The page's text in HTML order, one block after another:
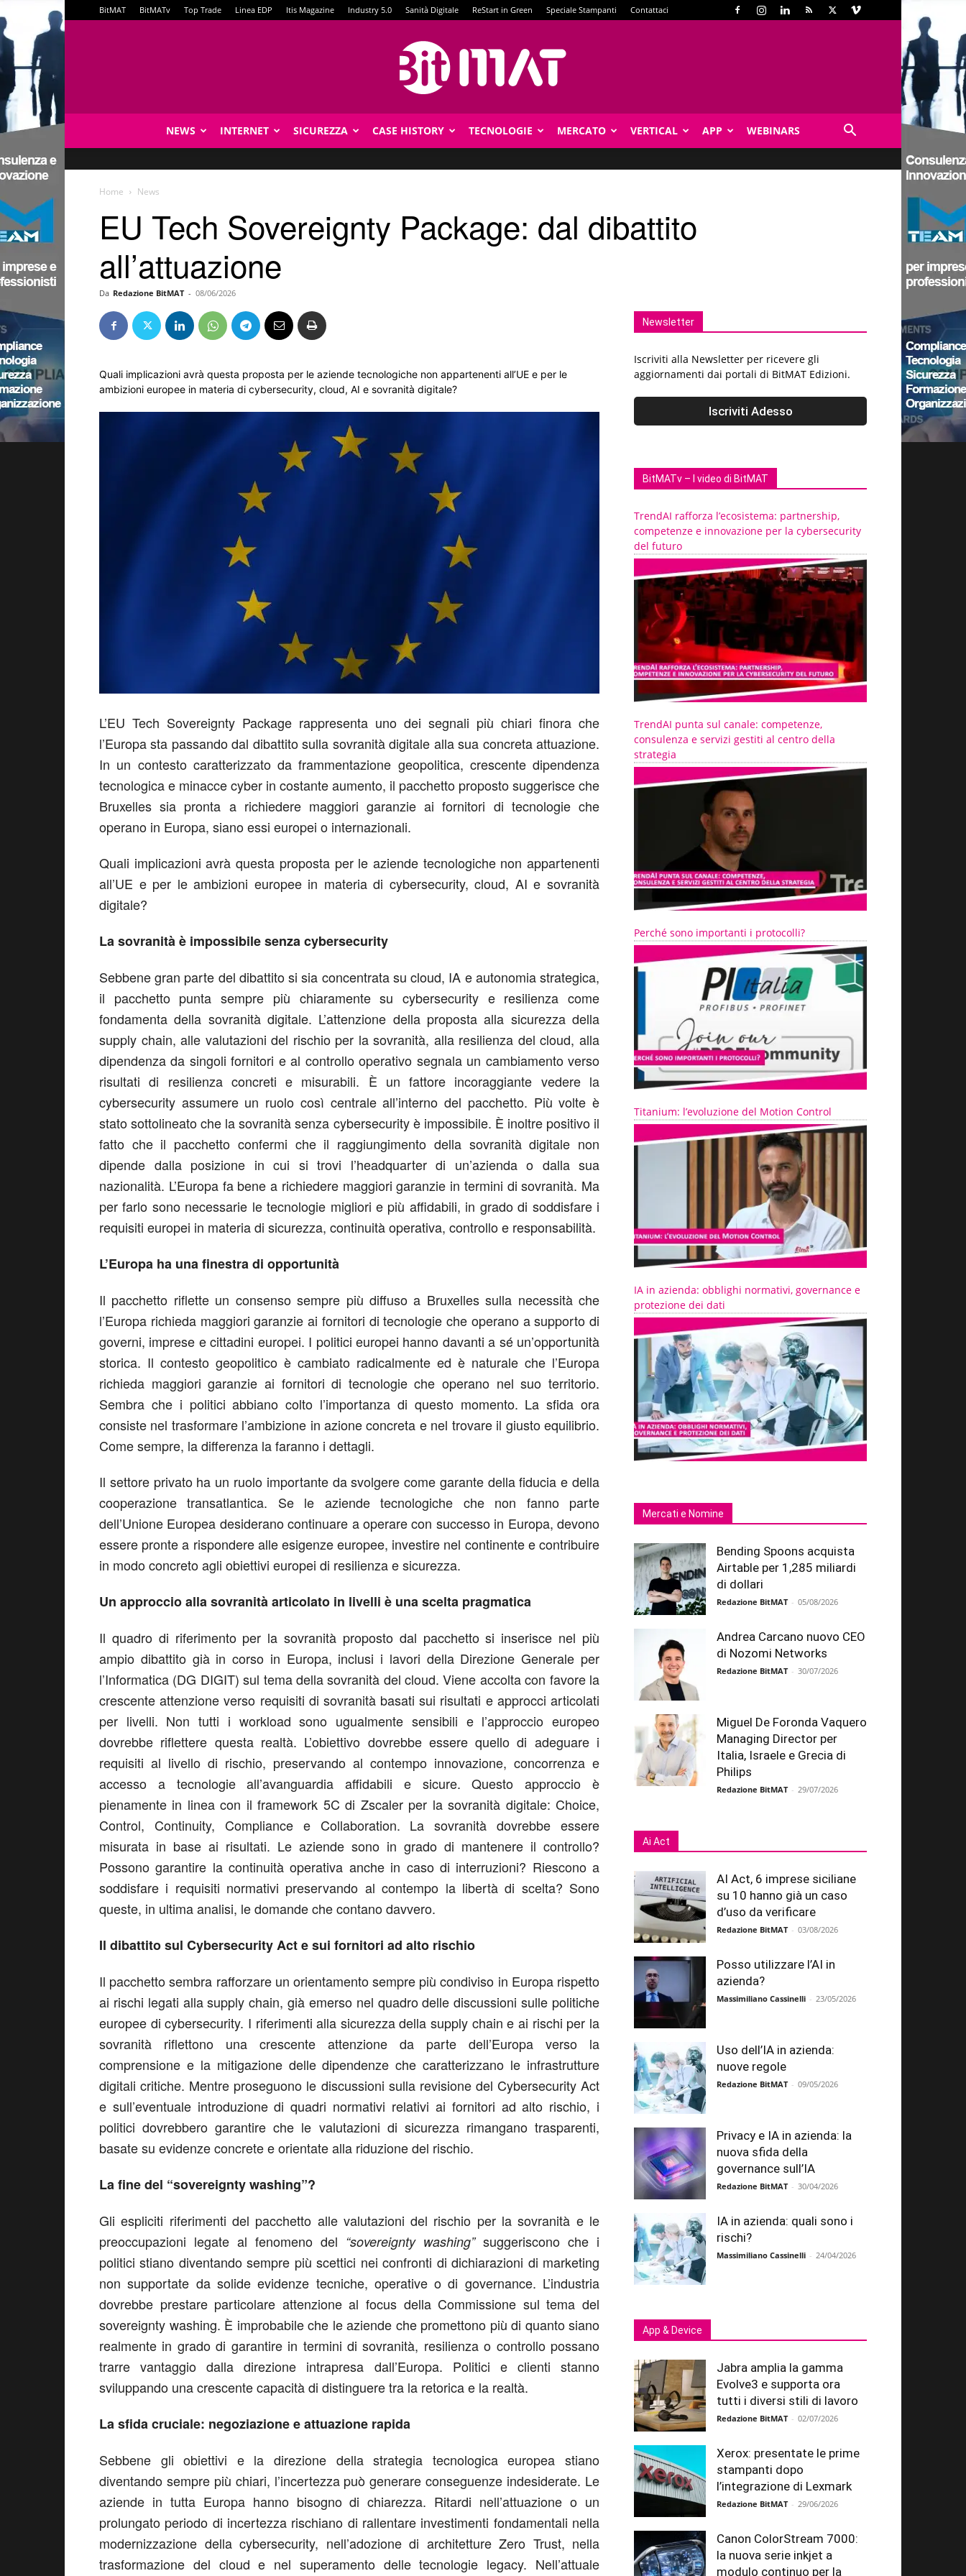
BitMAT BitMATv Top Trade Linea EDP Itis Magazine Industry 5.0 Sanità Digitale ReStart in Green Speciale Stampanti Contattaci
NEWS INTERNET SICUREZZA CASE HISTORY TECNOLOGIE MERCATO VERTICAL APP WEBINARS
Home News
EU Tech Sovereignty Package: dal dibattito
all’attuazione
Da Redazione BitMAT - 08/06/2026
Quali implicazioni avrà questa proposta per le aziende tecnologiche non appartenenti all’UE e per le
ambizioni europee in materia di cybersecurity, cloud, AI e sovranità digitale?
L’EU Tech Sovereignty Package rappresenta uno dei segnali più chiari finora che
l’Europa sta passando dal dibattito sulla sovranità digitale alla sua concreta attuazione.
In un contesto caratterizzato da frammentazione geopolitica, crescente dipendenza
tecnologica e minacce cyber in costante aumento, il pacchetto proposto suggerisce che
Bruxelles sia pronta a richiedere maggiori garanzie ai fornitori di tecnologie che
operano in Europa, siano essi europei o internazionali.
Quali implicazioni avrà questa proposta per le aziende tecnologiche non appartenenti
all’UE e per le ambizioni europee in materia di cybersecurity, cloud, AI e sovranità
digitale?
La sovranità è impossibile senza cybersecurity
Sebbene gran parte del dibattito si sia concentrata su cloud, IA e autonomia strategica,
il pacchetto punta sempre più chiaramente su cybersecurity e resilienza come
fondamenta della sovranità digitale. L’attenzione della proposta alla sicurezza della
supply chain, alle valutazioni del rischio per la sovranità, alla resilienza del cloud, alla
dipendenza da singoli fornitori e al controllo operativo segnala un cambiamento verso
risultati di resilienza concreti e misurabili. È un fattore incoraggiante vedere la
cybersecurity assumere un ruolo così centrale all’interno del pacchetto. Più volte è
stato sottolineato che la sovranità senza cybersecurity è impossibile. È inoltre positivo il
fatto che il pacchetto confermi che il raggiungimento della sovranità digitale non
dipende dalla posizione in cui si trovi l’headquarter di un’azienda o dalla sua
nazionalità. L’Europa fa bene a richiedere maggiori garanzie in termini di sovranità. Ma
per farlo sono necessarie le tecnologie migliori e più affidabili, in grado di soddisfare i
requisiti europei in materia di sicurezza, continuità operativa, controllo e responsabilità.
L’Europa ha una finestra di opportunità
Il pacchetto riflette un consenso sempre più diffuso a Bruxelles sulla necessità che
l’Europa richieda maggiori garanzie ai fornitori di tecnologie che operano a supporto di
governi, imprese e cittadini europei. I politici europei hanno davanti a sé un’opportunità
storica. Il contesto geopolitico è cambiato radicalmente ed è naturale che l’Europa
richieda maggiori garanzie ai fornitori di tecnologie che operano nel suo territorio.
Sembra che i politici abbiano colto l’importanza di questo momento. La sfida ora
consiste nel trasformare l’ambizione in azione concreta e nel trovare il giusto equilibrio.
Come sempre, la differenza la faranno i dettagli.
Il settore privato ha un ruolo importante da svolgere come garante della fiducia e della
cooperazione transatlantica. Se le aziende tecnologiche che non fanno parte
dell’Unione Europea desiderano continuare a operare con successo in Europa, devono
essere pronte a rispondere alle esigenze europee, investire nel continente e contribuire
in modo concreto agli obiettivi europei di resilienza e sicurezza.
Un approccio alla sovranità articolato in livelli è una scelta pragmatica
Il quadro di riferimento per la sovranità proposto dal pacchetto si inserisce nel più
ampio dibattito già in corso in Europa, inclusi i lavori della Direzione Generale per
l’Informatica (DG DIGIT) sul tema della sovranità del cloud. Viene accolta con favore la
crescente attenzione verso requisiti di sovranità basati sui risultati e approcci articolati
per livelli. Non tutti i workload sono ugualmente sensibili e l’approccio europeo
dovrebbe riflettere questa realtà. L’obiettivo dovrebbe essere quello di adeguare i
requisiti al livello di rischio, preservando al contempo innovazione, concorrenza e
accesso a tecnologie all’avanguardia affidabili e sicure. Questo approccio è
pienamente in linea con il framework 5C di Zscaler per la sovranità digitale: Choice,
Control, Continuity, Compliance e Collaboration. La sovranità dovrebbe essere
misurata in base ai risultati. Le aziende sono in grado di mantenere il controllo?
Possono garantire la continuità operativa anche in caso di interruzioni? Riescono a
soddisfare i requisiti normativi preservando al contempo la libertà di scelta? Sono
queste, in ultima analisi, le domande che contano davvero.
Il dibattito sul Cybersecurity Act e sui fornitori ad alto rischio
Il pacchetto sembra rafforzare un orientamento sempre più condiviso in Europa rispetto
ai rischi legati alla supply chain, già emerso nel quadro delle discussioni sulle politiche
europee di cybersecurity. I riferimenti alla sicurezza della supply chain e ai rischi per la
sovranità riflettono una crescente attenzione da parte dell’Europa verso la
comprensione e la mitigazione delle dipendenze che caratterizzano le infrastrutture
digitali critiche. Mentre proseguono le discussioni sulla revisione del Cybersecurity Act
e sull’eventuale introduzione di quadri normativi relativi ai fornitori ad alto rischio, i
politici dovrebbero garantire che le valutazioni di sicurezza rimangano trasparenti,
basate su evidenze concrete e orientate alla riduzione del rischio.
La fine del “sovereignty washing”?
Gli espliciti riferimenti del pacchetto alle valutazioni del rischio per la sovranità e le
preoccupazioni legate al fenomeno del “sovereignty washing”suggeriscono che i
politici stiano diventando sempre più scettici nei confronti di dichiarazioni di marketing
non supportate da solide evidenze tecniche, operative o di governance. L’industria
dovrebbe prestare particolare attenzione al focus della Commissione sul tema del
sovereignty washing. È improbabile che le aziende che promettono più di quanto siano
realmente in grado di garantire in termini di sovranità, resilienza o controllo possano
trarre vantaggio dalla direzione intrapresa dall’Europa. Politici e clienti stanno
sviluppando una crescente capacità di distinguere tra la retorica e la realtà.
La sfida cruciale: negoziazione e attuazione rapida
Sebbene gli obiettivi e la direzione della strategia tecnologica europea stiano
diventando sempre più chiari, l’incertezza può generare conseguenze indesiderate. Le
aziende in tutta Europa hanno bisogno di chiarezza. Ritardi nell’attuazione o un
prolungato periodo di incertezza rischiano di rallentare investimenti fondamentali nella
modernizzazione della cybersecurity, nell’adozione di architetture Zero Trust, nella
trasformazione del cloud e nel superamento delle tecnologie legacy. Nell’attuale
Newsletter
Iscriviti alla Newsletter per ricevere gli
aggiornamenti dai portali di BitMAT Edizioni.
BitMATv – I video di BitMAT
TrendAI rafforza l’ecosistema: partnership,
competenze e innovazione per la cybersecurity
del futuro
TrendAI punta sul canale: competenze,
consulenza e servizi gestiti al centro della
strategia
Perché sono importanti i protocolli?
Titanium: l’evoluzione del Motion Control
IA in azienda: obblighi normativi, governance e
protezione dei dati
Mercati e Nomine
Bending Spoons acquista
Airtable per 1,285 miliardi
di dollari
Redazione BitMAT - 05/08/2026
Andrea Carcano nuovo CEO
di Nozomi Networks
Redazione BitMAT - 30/07/2026
Miguel De Foronda Vaquero
Managing Director per
Italia, Israele e Grecia di
Philips
Redazione BitMAT - 29/07/2026
Ai Act
AI Act, 6 imprese siciliane
su 10 hanno già un caso
d’uso da verificare
Redazione BitMAT - 03/08/2026
Posso utilizzare l’AI in
azienda?
Massimiliano Cassinelli - 23/05/2026
Uso dell’IA in azienda:
nuove regole
Redazione BitMAT - 09/05/2026
Privacy e IA in azienda: la
nuova sfida della
governance sull’IA
Redazione BitMAT - 30/04/2026
IA in azienda: quali sono i
rischi?
Massimiliano Cassinelli - 24/04/2026
App & Device
Jabra amplia la gamma
Evolve3 e supporta ora
tutti i diversi stili di lavoro
Redazione BitMAT - 02/07/2026
Xerox: presentate le prime
stampanti dopo
l’integrazione di Lexmark
Redazione BitMAT - 29/06/2026
Canon ColorStream 7000:
la nuova serie inkjet a
modulo continuo per la